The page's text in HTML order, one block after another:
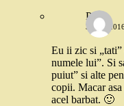
Paula
3 MAI
Eu ii zic si
numele lui”. Si
puiut” si alte
copii. Macar
acel barbat. 🙂